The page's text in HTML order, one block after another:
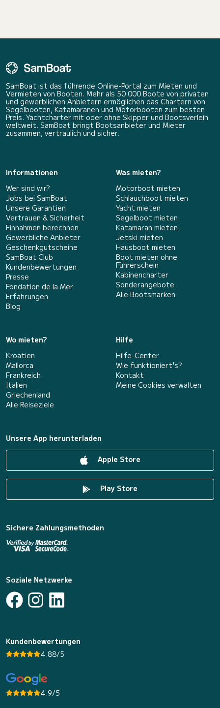
SamBoat ist das führende Online-Portal zum Mieten und
Vermieten von Booten. Mehr als 50 000 Boote von privaten
und gewerblichen Anbietern ermöglichen das Chartern von
Segelbooten, Katamaranen und Motorbooten zum besten
Preis. Yachtcharter mit oder ohne Skipper und Bootsverleih
weltweit. SamBoat bringt Bootsanbieter und Mieter
zusammen, vertraulich und sicher.
Informationen
Wer sind wir?
Jobs bei SamBoat
Unsere Garantien
Vertrauen & Sicherheit
Einnahmen berechnen
Gewerbliche Anbieter
Geschenkgutscheine
SamBoat Club
Kundenbewertungen
Presse
Fondation de la Mer
Erfahrungen
Blog
Was mieten?
Motorboot mieten
Schlauchboot mieten
Yacht mieten
Segelboot mieten
Katamaran mieten
Jetski mieten
Hausboot mieten
Boot mieten ohne
Führerschein
Kabinencharter
Sonderangebote
Alle Bootsmarken
Wo mieten?
Kroatien
Mallorca
Frankreich
Italien
Griechenland
Alle Reiseziele
Hilfe
Hilfe-Center
Wie funktioniert's?
Kontakt
Meine Cookies verwalten
Unsere App herunterladen
Apple Store
Play Store
Sichere Zahlungsmethoden
Soziale Netzwerke
Kundenbewertungen
4.88/5
4.9/5